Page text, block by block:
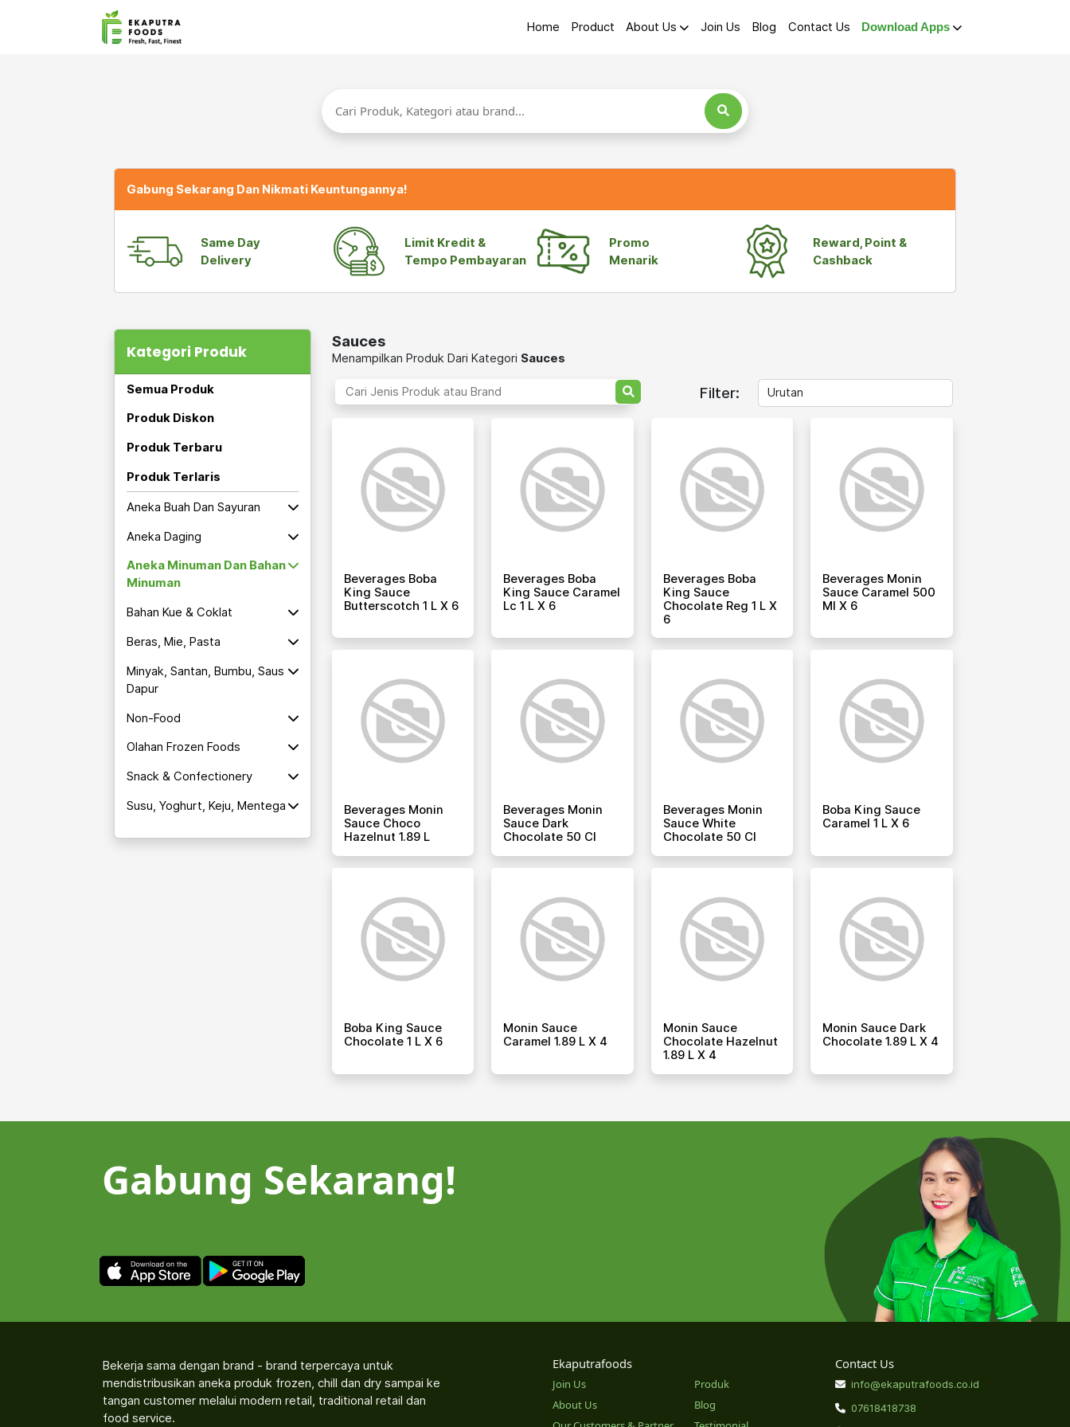
Home Product About Us Join Us Blog Contact Us Download Apps
Gabung Sekarang Dan Nikmati Keuntungannya!
Same Day
Delivery
Limit Kredit &
Tempo Pembayaran
Promo
Menarik
Reward, Point &
Cashback
Kategori Produk
Semua Produk
Produk Diskon
Produk Terbaru
Produk Terlaris
Aneka Buah Dan Sayuran
Aneka Daging
Aneka Minuman Dan Bahan
Minuman
Bahan Kue & Coklat
Beras, Mie, Pasta
Minyak, Santan, Bumbu, Saus
Dapur
Non-Food
Olahan Frozen Foods
Snack & Confectionery
Susu, Yoghurt, Keju, Mentega
Sauces
Menampilkan Produk Dari Kategori Sauces
Filter:
Beverages Boba
King Sauce
Butterscotch 1 L X 6
Beverages Boba
King Sauce Caramel
Lc 1 L X 6
Beverages Boba
King Sauce
Chocolate Reg 1 L X
6
Beverages Monin
Sauce Caramel 500
Ml X 6
Beverages Monin
Sauce Choco
Hazelnut 1.89 L
Beverages Monin
Sauce Dark
Chocolate 50 Cl
Beverages Monin
Sauce White
Chocolate 50 Cl
Boba King Sauce
Caramel 1 L X 6
Boba King Sauce
Chocolate 1 L X 6
Monin Sauce
Caramel 1.89 L X 4
Monin Sauce
Chocolate Hazelnut
1.89 L X 4
Monin Sauce Dark
Chocolate 1.89 L X 4
Gabung Sekarang!
Bekerja sama dengan brand - brand terpercaya untuk
mendistribusikan aneka produk frozen, chill dan dry sampai ke
tangan customer melalui modern retail, traditional retail dan
food service.
Ekaputrafoods
Join Us
About Us
Produk
Blog
Contact Us
info@ekaputrafoods.co.id
07618418738